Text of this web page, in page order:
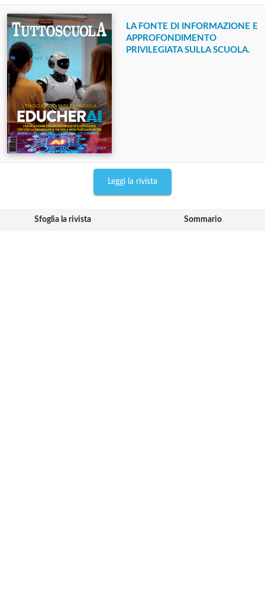
LA FONTE DI INFORMAZIONE E
APPROFONDIMENTO
PRIVILEGIATA SULLA SCUOLA.
Leggi la rivista
Sfoglia la rivista Sommario